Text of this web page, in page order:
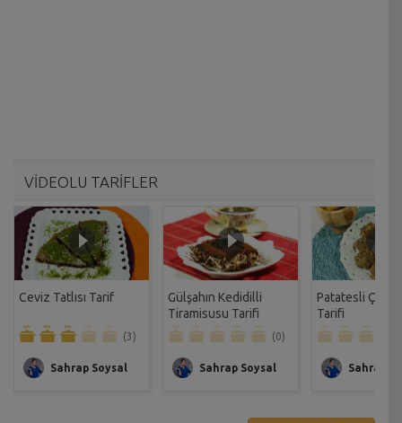
VİDEOLU TARİFLER
Ceviz Tatlısı Tarif
(3)
Sahrap Soysal
Gülşahın Kedidilli
Tiramisusu Tarifi
(0)
Sahrap Soysal
Patatesli Çıtır
Tarifi
Sahrap